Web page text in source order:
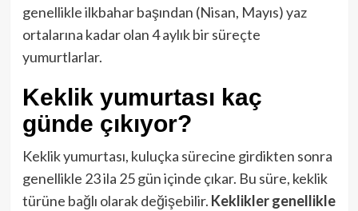
genellikle ilkbahar başından (Nisan, Mayıs) yaz
ortalarına kadar olan 4 aylık bir süreçte
yumurtlarlar.
Keklik yumurtası kaç
günde çıkıyor?
Keklik yumurtası, kuluçka sürecine girdikten sonra
genellikle 23 ila 25 gün içinde çıkar. Bu süre, keklik
türüne bağlı olarak değişebilir. Keklikler genellikle